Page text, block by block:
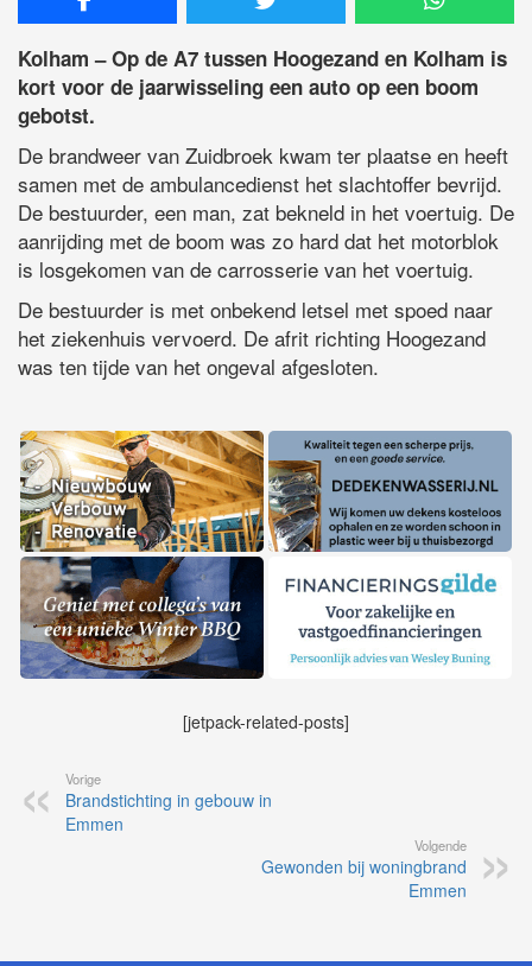
Kolham – Op de A7 tussen Hoogezand en Kolham is
kort voor de jaarwisseling een auto op een boom
gebotst.
De brandweer van Zuidbroek kwam ter plaatse en heeft
samen met de ambulancedienst het slachtoffer bevrijd.
De bestuurder, een man, zat bekneld in het voertuig. De
aanrijding met de boom was zo hard dat het motorblok
is losgekomen van de carrosserie van het voertuig.
De bestuurder is met onbekend letsel met spoed naar
het ziekenhuis vervoerd. De afrit richting Hoogezand
was ten tijde van het ongeval afgesloten.
[jetpack-related-posts]
Vorige
Brandstichting in gebouw in
Emmen
Volgende
Gewonden bij woningbrand
Emmen